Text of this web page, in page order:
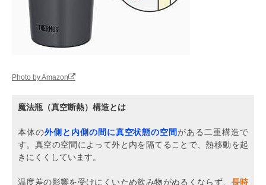
Photo by Amazon
魔法瓶（真空断熱）構造とは
本体の外側と内側の間に真空状態の空間がある二重構造で
す。真空の空間によって外と内を隔てることで、熱移動を起
きにくくしています。
温度差の影響を受けにくいため飲み物がぬるくならず、 長時